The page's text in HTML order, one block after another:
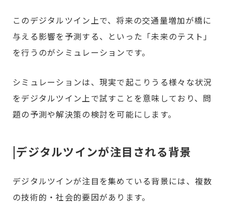
このデジタルツイン上で、将来の交通量増加が橋に
与える影響を予測する、といった「未来のテスト」
を行うのがシミュレーションです。
シミュレーションは、現実で起こりうる様々な状況
をデジタルツイン上で試すことを意味しており、問
題の予測や解決策の検討を可能にします。
|デジタルツインが注目される背景
デジタルツインが注目を集めている背景には、複数
の技術的・社会的要因があります。